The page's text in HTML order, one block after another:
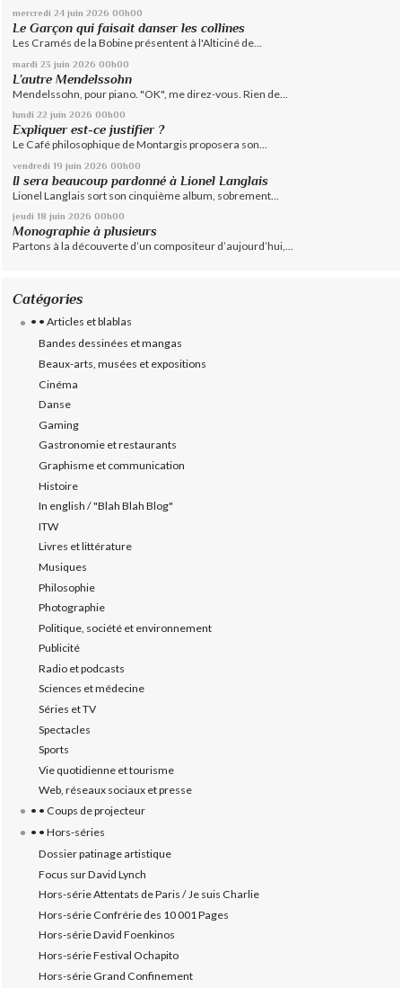
mercredi 24 juin 2026 00h00
Le Garçon qui faisait danser les collines
Les Cramés de la Bobine présentent à l'Alticiné de...
mardi 23 juin 2026 00h00
L’autre Mendelssohn
Mendelssohn, pour piano. "OK", me direz-vous. Rien de...
lundi 22 juin 2026 00h00
Expliquer est-ce justifier ?
Le Café philosophique de Montargis proposera son...
vendredi 19 juin 2026 00h00
Il sera beaucoup pardonné à Lionel Langlais
Lionel Langlais sort son cinquième album, sobrement...
jeudi 18 juin 2026 00h00
Monographie à plusieurs
Partons à la découverte d’un compositeur d’aujourd’hui,...
Catégories
• • Articles et blablas
Bandes dessinées et mangas
Beaux-arts, musées et expositions
Cinéma
Danse
Gaming
Gastronomie et restaurants
Graphisme et communication
Histoire
In english / "Blah Blah Blog"
ITW
Livres et littérature
Musiques
Philosophie
Photographie
Politique, société et environnement
Publicité
Radio et podcasts
Sciences et médecine
Séries et TV
Spectacles
Sports
Vie quotidienne et tourisme
Web, réseaux sociaux et presse
• • Coups de projecteur
• • Hors-séries
Dossier patinage artistique
Focus sur David Lynch
Hors-série Attentats de Paris / Je suis Charlie
Hors-série Confrérie des 10 001 Pages
Hors-série David Foenkinos
Hors-série Festival Ochapito
Hors-série Grand Confinement